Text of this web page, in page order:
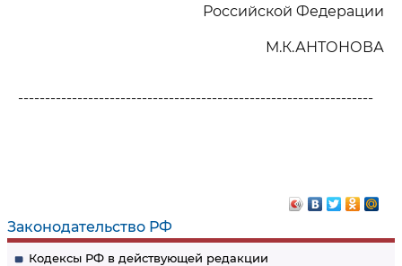
Законодательство РФ
Кодексы РФ в действующей редакции
Российской Федерации
М.К.АНТОНОВА
------------------------------------------------------------------